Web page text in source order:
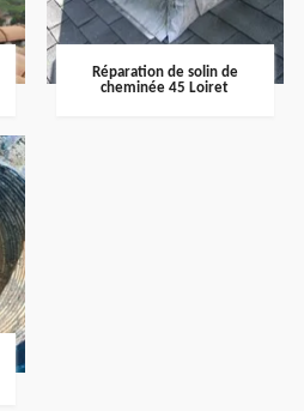
Réparation de solin de
cheminée 45 Loiret